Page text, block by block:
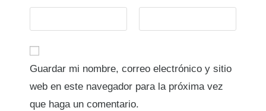
Guardar mi nombre, correo electrónico y sitio
web en este navegador para la próxima vez
que haga un comentario.